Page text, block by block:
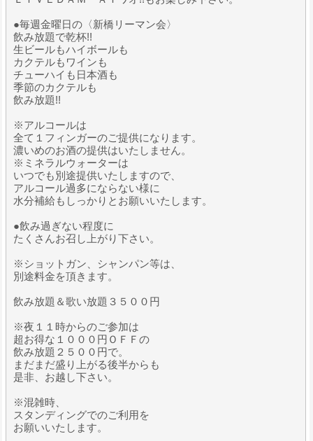
●毎週金曜日の〈新橋リーマン会〉
飲み放題で乾杯!!
生ビールもハイボールも
カクテルもワインも
チューハイも日本酒も
季節のカクテルも
飲み放題!!
※アルコールは
全て１フィンガーのご提供になります。
濃いめのお酒の提供はいたしません。
※ミネラルウォーターは
いつでも別途提供いたしますので、
アルコール過多にならない様に
水分補給もしっかりとお願いいたします。
●飲み過ぎない程度に
たくさんお召し上がり下さい。
※ショットガン、シャンパン等は、
別途料金を頂きます。
飲み放題＆歌い放題３５００円
※夜１１時からのご参加は
超お得な１０００円ＯＦＦの
飲み放題２５００円で。
まだまだ盛り上がる後半からも
是非、お越し下さい。
※混雑時、
スタンディングでのご利用を
お願いいたします。